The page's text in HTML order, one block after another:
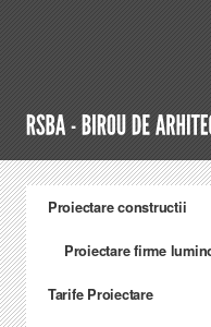
Proiectare constructii
Proiectare firme
Tarife Proiectare